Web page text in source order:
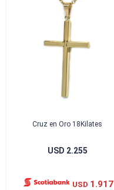
Cruz en Oro 18Kilates
USD 2.255
USD 1.917